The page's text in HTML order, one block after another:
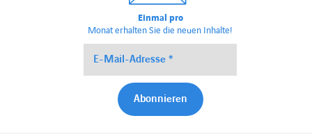
Einmal pro
Monat erhalten Sie die neuen Inhalte!